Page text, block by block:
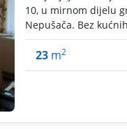
10, u mirnom dijelu
Nepušača. Bez
23 m2